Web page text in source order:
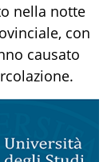
nella notte
con
causato